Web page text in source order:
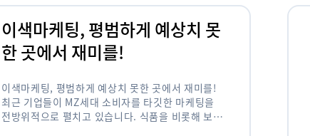
이색마케팅, 평범하게 예상치 못
한 곳에서 재미를!
이색마케팅, 평범하게 예상치 못한 곳에서 재미를!
최근 기업들이 MZ세대 소비자를 타깃한 마케팅을
전방위적으로 펼치고 있습니다. 식품을 비롯해 보수